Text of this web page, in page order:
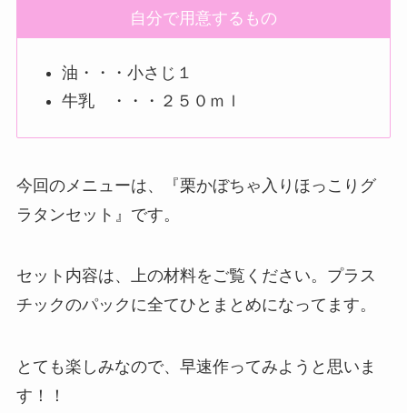
自分で用意するもの
油・・・小さじ１
牛乳 ・・・２５０ｍｌ
今回のメニューは、『栗かぼちゃ入りほっこりグ
ラタンセット』です。
セット内容は、上の材料をご覧ください。プラス
チックのパックに全てひとまとめになってます。
とても楽しみなので、早速作ってみようと思いま
す！！